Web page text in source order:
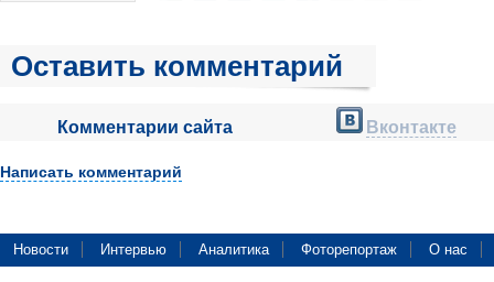
Оставить комментарий
Комментарии сайта Вконтакте
Написать комментарий
Новости Интервью Аналитика Фоторепортаж О нас